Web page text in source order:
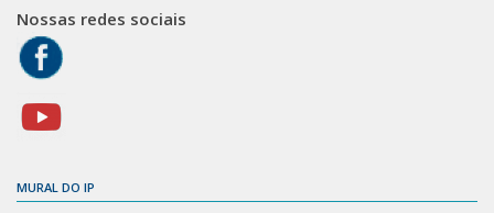
Nossas redes sociais
MURAL DO IP